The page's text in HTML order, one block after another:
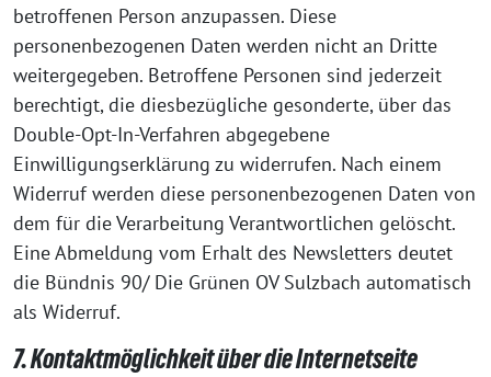
betroffenen Person anzupassen. Diese
personenbezogenen Daten werden nicht an Dritte
weitergegeben. Betroffene Personen sind jederzeit
berechtigt, die diesbezügliche gesonderte, über das
Double-Opt-In-Verfahren abgegebene
Einwilligungserklärung zu widerrufen. Nach einem
Widerruf werden diese personenbezogenen Daten von
dem für die Verarbeitung Verantwortlichen gelöscht.
Eine Abmeldung vom Erhalt des Newsletters deutet
die Bündnis 90/ Die Grünen OV Sulzbach automatisch
als Widerruf.
7. Kontaktmöglichkeit über die Internetseite